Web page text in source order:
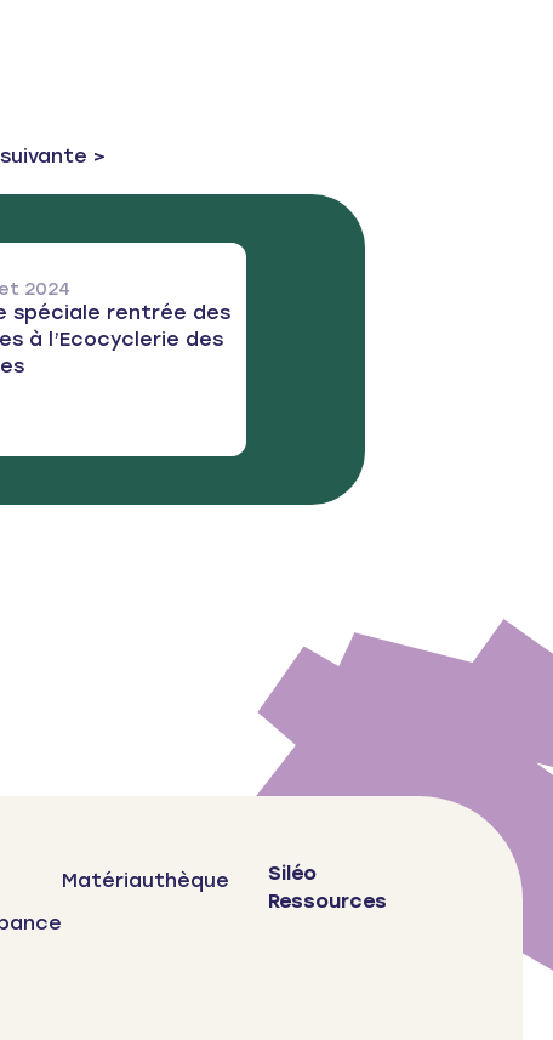
>
2024
spéciale rentrée des
à l’Ecocyclerie des
Matériauthèque
Siléo
Ressources